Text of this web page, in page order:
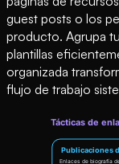
guest posts o los
producto. Agrupa
plantillas
organizada
flujo de trabajo